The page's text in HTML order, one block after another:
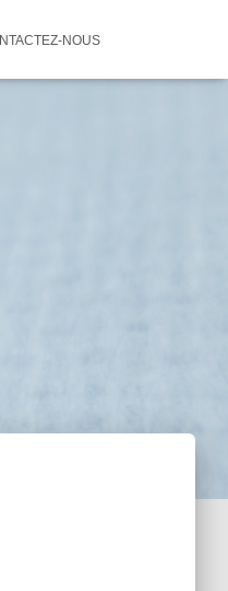
NOUS